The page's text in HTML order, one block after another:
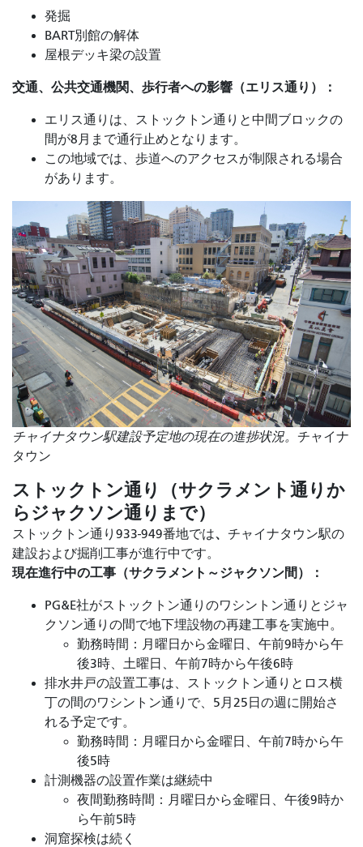
発掘
BART別館の解体
屋根デッキ梁の設置
交通、公共交通機関、歩行者への影響（エリス通り）：
エリス通りは、ストックトン通りと中間ブロックの
間が8月まで通行止めとなります。
この地域では、歩道へのアクセスが制限される場合
があります。
チャイナタウン駅建設予定地の現在の進捗状況。 チャイナ
タウン
ストックトン通り（サクラメント通りか
らジャクソン通りまで）
ストックトン通り933-949番地では、 チャイナタウン駅の
建設および掘削工事が進行中です。
現在進行中の工事（サクラメント～ジャクソン間）：
PG&E社がストックトン通りのワシントン通りとジャ
クソン通りの間で地下埋設物の再建工事を実施中。
勤務時間：月曜日から金曜日、午前9時から午
後3時、土曜日、午前7時から午後6時
排水井戸の設置工事は、ストックトン通りとロス横
丁の間のワシントン通りで、5月25日の週に開始さ
れる予定です。
勤務時間：月曜日から金曜日、午前7時から午
後5時
計測機器の設置作業は継続中
夜間勤務時間：月曜日から金曜日、午後9時か
ら午前5時
洞窟探検は続く